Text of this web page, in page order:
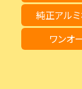
純正アル
ワンオ